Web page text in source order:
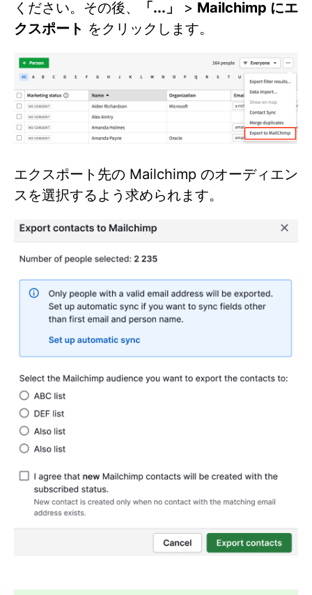
ください。その後、 「...」 > Mailchimp にエ
クスポート をクリックします。
エクスポート先の Mailchimp のオーディエン
スを選択するよう求められます。